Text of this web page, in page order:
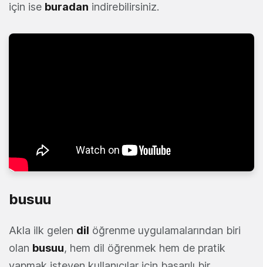
için ise buradan indirebilirsiniz.
busuu
Akla ilk gelen dil öğrenme uygulamalarından biri
olan busuu, hem dil öğrenmek hem de pratik